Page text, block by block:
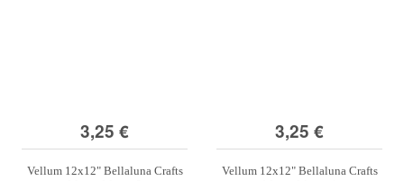
3,25 €
Vellum 12x12" Bellaluna Crafts
3,25 €
Vellum 12x12" Bellaluna Crafts